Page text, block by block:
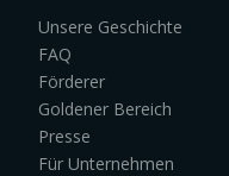
Unsere Geschichte
FAQ
Förderer
Goldener Bereich
Presse
Für Unternehmen